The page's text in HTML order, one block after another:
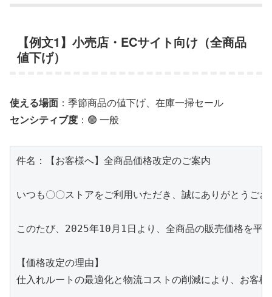
【例文1】小売店・ECサイト向け（全商品
値下げ）
使える場面 ：季節商品の値下げ、在庫一掃セール
センシティブ度 ：🟢 一般
件名：【お客様へ】全商品価格改定のご案内
いつも〇〇ストアをご利用いただき、誠にありがとうござ
このたび、2025年10月1日より、全商品の販売価格を平
【価格改定の理由】
仕入れルートの最適化と物流コストの削減により、お客